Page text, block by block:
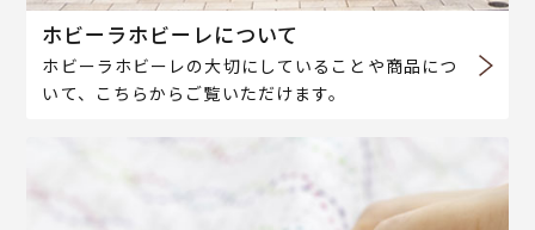
ホビーラホビーレについて
ホビーラホビーレの大切にしていることや商品につ
いて、こちらからご覧いただけます。